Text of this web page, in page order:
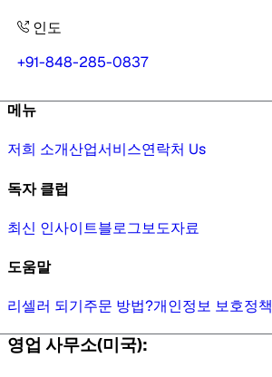
인도
+91-848-285-0837
메뉴
저희 소개산업서비스연락처 Us
독자 클럽
최신 인사이트블로그보도자료
도움말
리셀러 되기주문 방법?개인정보 보호정책
영업 사무소(미국):